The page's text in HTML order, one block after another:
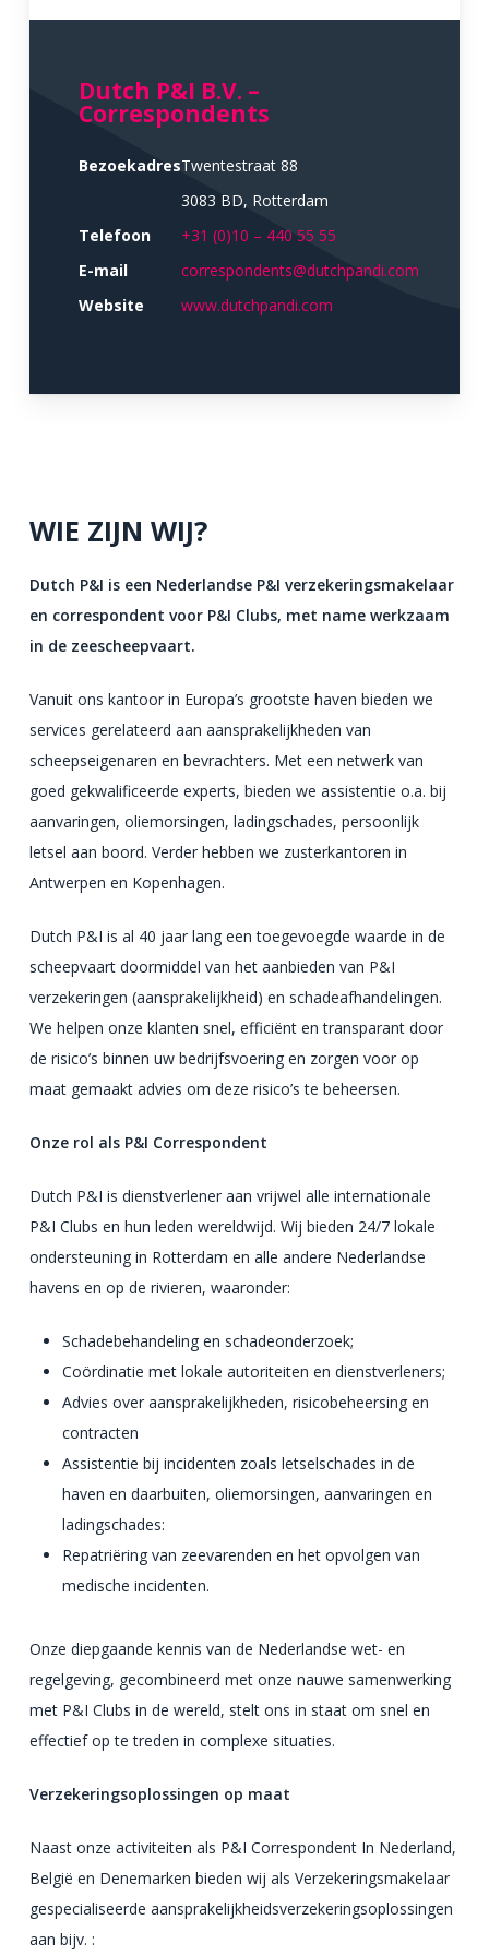
Dutch P&I B.V. –
Correspondents
BezoekadresTwentestraat 88
3083 BD, Rotterdam
Telefoon
+31 (0)10 – 440 55 55
E-mail
correspondents@dutchpandi.com
Website
www.dutchpandi.com
WIE ZIJN WIJ?
Dutch P&I is een Nederlandse P&I verzekeringsmakelaar
en correspondent voor P&I Clubs, met name werkzaam
in de zeescheepvaart.
Vanuit ons kantoor in Europa’s grootste haven bieden we
services gerelateerd aan aansprakelijkheden van
scheepseigenaren en bevrachters. Met een netwerk van
goed gekwalificeerde experts, bieden we assistentie o.a. bij
aanvaringen, oliemorsingen, ladingschades, persoonlijk
letsel aan boord. Verder hebben we zusterkantoren in
Antwerpen en Kopenhagen.
Dutch P&I is al 40 jaar lang een toegevoegde waarde in de
scheepvaart doormiddel van het aanbieden van P&I
verzekeringen (aansprakelijkheid) en schadeafhandelingen.
We helpen onze klanten snel, efficiënt en transparant door
de risico’s binnen uw bedrijfsvoering en zorgen voor op
maat gemaakt advies om deze risico’s te beheersen.
Onze rol als P&I Correspondent
Dutch P&I is dienstverlener aan vrijwel alle internationale
P&I Clubs en hun leden wereldwijd. Wij bieden 24/7 lokale
ondersteuning in Rotterdam en alle andere Nederlandse
havens en op de rivieren, waaronder:
Schadebehandeling en schadeonderzoek;
Coördinatie met lokale autoriteiten en dienstverleners;
Advies over aansprakelijkheden, risicobeheersing en
contracten
Assistentie bij incidenten zoals letselschades in de
haven en daarbuiten, oliemorsingen, aanvaringen en
ladingschades:
Repatriëring van zeevarenden en het opvolgen van
medische incidenten.
Onze diepgaande kennis van de Nederlandse wet- en
regelgeving, gecombineerd met onze nauwe samenwerking
met P&I Clubs in de wereld, stelt ons in staat om snel en
effectief op te treden in complexe situaties.
Verzekeringsoplossingen op maat
Naast onze activiteiten als P&I Correspondent In Nederland,
België en Denemarken bieden wij als Verzekeringsmakelaar
gespecialiseerde aansprakelijkheidsverzekeringsoplossingen
aan bijv. :